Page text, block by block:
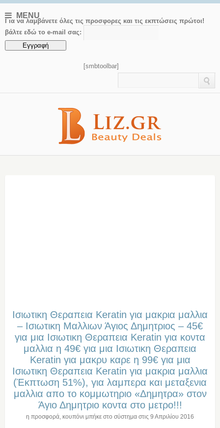
MENU
Για να λαμβάνετε όλες τις προσφορες και τις εκπτώσεις πρώτοι!
βάλτε εδώ το e-mail σας:
[smbtoolbar]
Ισιωτικη Θεραπεια Keratin για μακρια μαλλια
– Ισιωτικη Μαλλιων Άγιος Δημητριος – 45€
για μια Ισιωτικη Θεραπεια Keratin για κοντα
μαλλια η 49€ για μια Ισιωτικη Θεραπεια
Keratin για μακρυ καρε η 99€ για μια
Ισιωτικη Θεραπεια Keratin για μακρια μαλλια
(Έκπτωση 51%), για λαμπερα και μεταξενια
μαλλια απο το κομμωτηριο «Δημητρα» στον
Άγιο Δημητριο κοντα στο μετρο!!!
η προσφορά, κουπόνι μπήκε στο σύστημα στις 9 Απριλίου 2016